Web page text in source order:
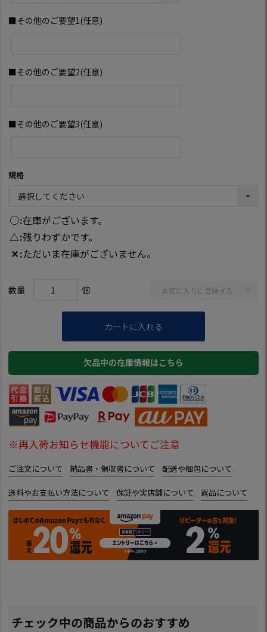
■その他のご要望1(任意)
■その他のご要望2(任意)
■その他のご要望3(任意)
規格
○ 在庫がございます。
△ 残りわずかです。
✕ ただいま在庫がございません。
お気に入りに登録する
カートに入れる
欠品中の在庫情報はこちら
※再入荷お知らせ機能についてご注意
ご注文について 納品書・領収書について 配送や梱包について
送料やお支払い方法について 保証や実店舗について 返品について
チェック中の商品からのおすすめ